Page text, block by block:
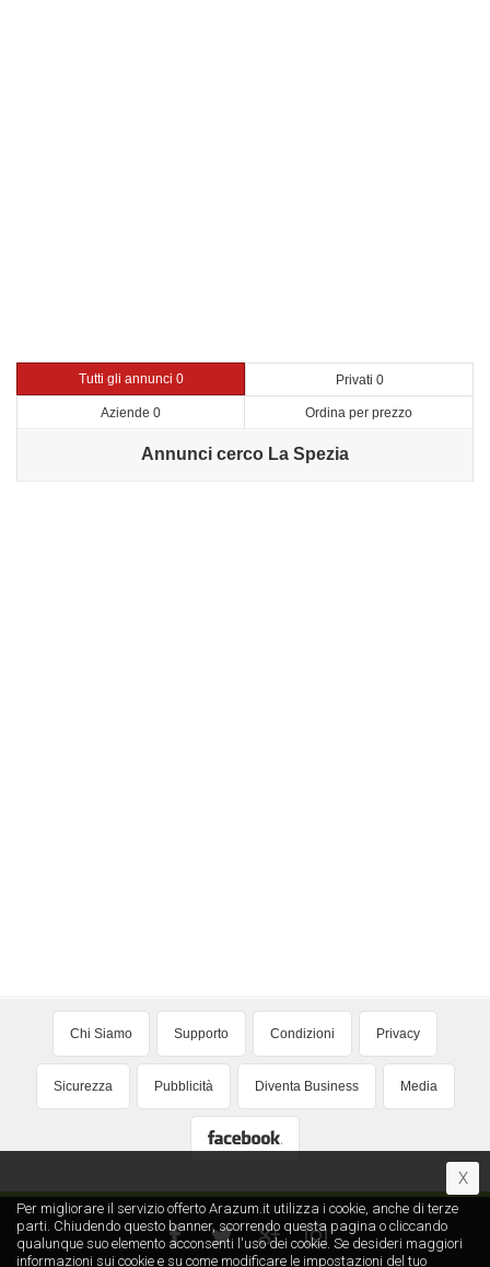
Tutti gli annunci 0 Privati 0
Aziende 0 Ordina per prezzo
Annunci cerco La Spezia
Chi Siamo Supporto Condizioni Privacy
Sicurezza Pubblicità Diventa Business Media
Per migliorare il servizio offerto Arazum.it utilizza i cookie, anche di terze
parti. Chiudendo questo banner, scorrendo questa pagina o cliccando
qualunque suo elemento acconsenti l′uso dei cookie. Se desideri maggiori
informazioni sui cookie e su come modificare le impostazioni del tuo
X